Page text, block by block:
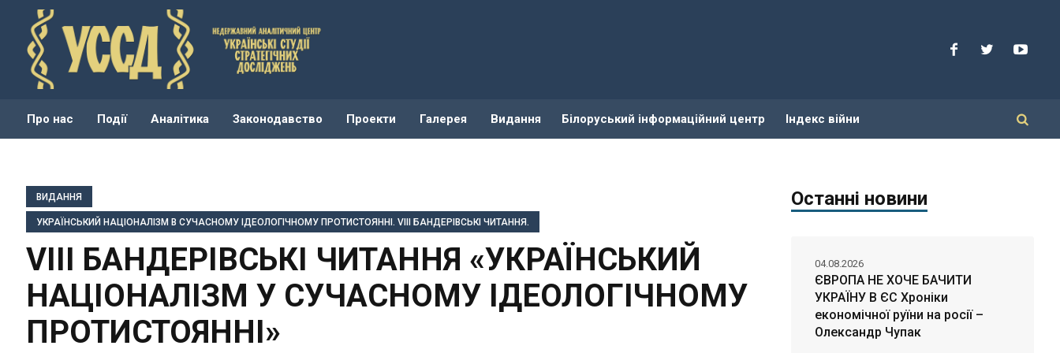
Про нас Події Аналітика Законодавство Проекти Галерея Видання Білоруський інформаційний центр Індекс війни
ВИДАННЯ
УКРАЇНСЬКИЙ НАЦІОНАЛІЗМ В СУЧАСНОМУ ІДЕОЛОГІЧНОМУ ПРОТИСТОЯННІ. VIІI БАНДЕРІВСЬКІ ЧИТАННЯ.
VIІІ БАНДЕРІВСЬКІ ЧИТАННЯ «УКРАЇНСЬКИЙ
НАЦІОНАЛІЗМ У СУЧАСНОМУ ІДЕОЛОГІЧНОМУ
ПРОТИСТОЯННІ»
Останні новини
ЄВРОПА НЕ ХОЧЕ БАЧИТИ
УКРАЇНУ В ЄС Хроніки
економічної руїни на росії –
Олександр Чупак
04.08.2026